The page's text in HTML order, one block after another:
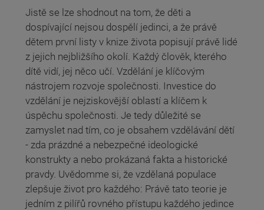
Jistě se lze shodnout na tom, že děti a
dospívající nejsou dospělí jedinci, a že právě
dětem první listy v knize života popisují právě lidé
z jejich nejbližšího okolí. Každý člověk, kterého
dítě vidí, jej něco učí. Vzdělání je klíčovým
nástrojem rozvoje společnosti. Investice do
vzdělání je nejziskovější oblastí a klíčem k
úspěchu společnosti. Je tedy důležité se
zamyslet nad tím, co je obsahem vzdělávání dětí
- zda prázdné a nebezpečné ideologické
konstrukty a nebo prokázaná fakta a historické
pravdy. Uvědomme si, že vzdělaná populace
zlepšuje život pro každého: Právě tato teorie je
jedním z pilířů rovného přístupu každého jedince